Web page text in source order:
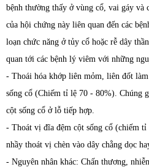
bệnh thường thấy ở vùng cổ, vai gáy và
của hội chứng này liên quan đến các
loạn chức năng ở tủy cổ hoặc rễ dây
quan tới các bệnh lý viêm với những
- Thoái hóa khớp liên mỏm, liên đốt
sống cổ (Chiếm tỉ lệ 70 - 80%). Chúng
cột sống cổ ở lỗ tiếp hợp.
- Thoát vị đĩa đệm cột sống cổ (chiếm
nhầy thoát vị chèn vào dây chằng dọc
- Nguyên nhân khác: Chấn thương,